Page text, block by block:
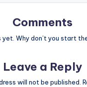
Comments
yet. Why don’t you start
Leave a Reply
will not be published.